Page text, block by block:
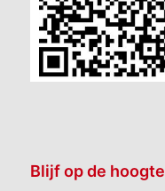
Blijf op de hoogte